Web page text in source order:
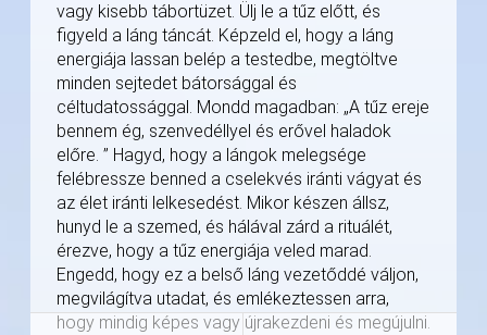
vagy kisebb tábortüzet. Ülj le a tűz előtt, és
figyeld a láng táncát. Képzeld el, hogy a láng
energiája lassan belép a testedbe, megtöltve
minden sejtedet bátorsággal és
céltudatossággal. Mondd magadban: „A tűz ereje
bennem ég, szenvedéllyel és erővel haladok
előre. ” Hagyd, hogy a lángok melegsége
felébressze benned a cselekvés iránti vágyat és
az élet iránti lelkesedést. Mikor készen állsz,
hunyd le a szemed, és hálával zárd a rituálét,
érezve, hogy a tűz energiája veled marad.
Engedd, hogy ez a belső láng vezetőddé váljon,
megvilágítva utadat, és emlékeztessen arra,
hogy mindig képes vagy újrakezdeni és megújulni.